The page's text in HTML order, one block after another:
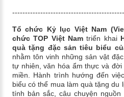
Tổ chức Kỷ lục Việt Nam
chức TOP Việt Nam triển khai
quà tặng đặc sản tiêu biểu
nhằm tôn vinh những sản vật
tự nhiên, văn hóa ẩm thực và
miền. Hành trình hướng đến
biểu có thể mua làm quà tặng du
tính bản sắc, câu chuyện